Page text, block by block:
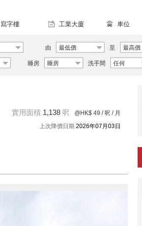
寫字樓 工業大廈 車位
由 最低價 至 最高價
睡房 睡房 洗手間 任何
實用面積 1,138 呎 @HK$ 49 / 呎 / 月
上次降價日期 2026年07月03日